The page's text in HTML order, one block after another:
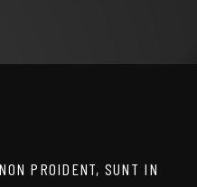
PROIDENT, SUNT IN